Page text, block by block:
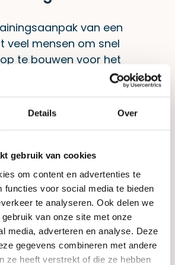
Details Over
gebruik van cookies
om content en advertenties te
functies voor social media te bieden
te analyseren. Ook delen we
van onze site met onze
media, adverteren en analyse. Deze
gegevens combineren met andere
ze heeft verstrekt of die ze hebben
van een
veel mensen om snel
te bouwen voor het
je in korte tijd alles leert en
doet, voel je je vaak zekerder
het theorie-examen
de kennis achteraf ook beter
Dagcursus.nl
je rijbewijs halen? Wil je
je theorie-examen halen?
theorie cursus volgenbij
ervoor dat je snel en goed de